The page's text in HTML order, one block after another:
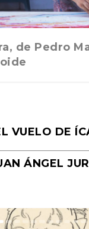
de Pedro
VUELO DE
ÁNGEL